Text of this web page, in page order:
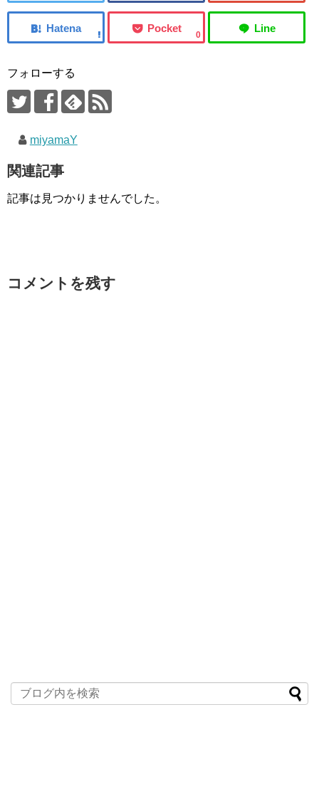
0
フォローする
miyamaY
関連記事
記事は見つかりませんでした。
コメントを残す